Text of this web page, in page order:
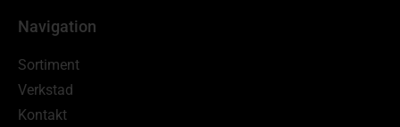
Navigation
Sortiment
Verkstad
Kontakt